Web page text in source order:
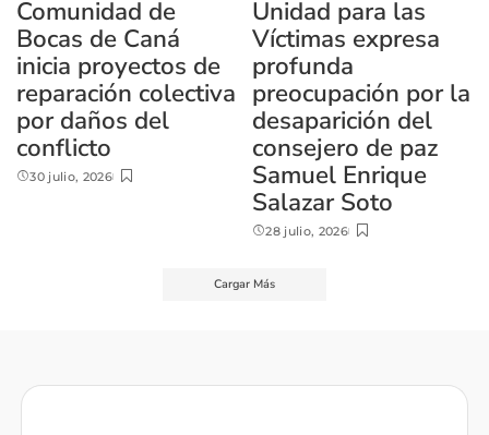
Comunidad de
Bocas de Caná
inicia proyectos de
reparación colectiva
por daños del
conflicto
30 julio, 2026
Unidad para las
Víctimas expresa
profunda
preocupación por la
desaparición del
consejero de paz
Samuel Enrique
Salazar Soto
28 julio, 2026
Cargar Más